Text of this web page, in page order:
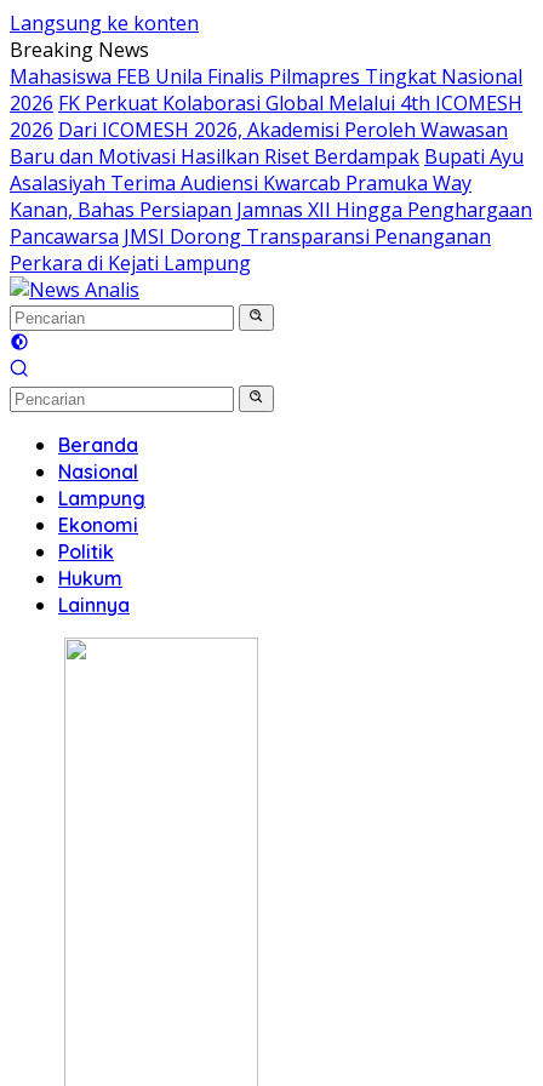
Langsung ke konten
Breaking News
Mahasiswa FEB Unila Finalis Pilmapres Tingkat Nasional
2026 FK Perkuat Kolaborasi Global Melalui 4th ICOMESH
2026 Dari ICOMESH 2026, Akademisi Peroleh Wawasan
Baru dan Motivasi Hasilkan Riset Berdampak Bupati Ayu
Asalasiyah Terima Audiensi Kwarcab Pramuka Way
Kanan, Bahas Persiapan Jamnas XII Hingga Penghargaan
Pancawarsa JMSI Dorong Transparansi Penanganan
Perkara di Kejati Lampung
Beranda
Nasional
Lampung
Ekonomi
Politik
Hukum
Lainnya